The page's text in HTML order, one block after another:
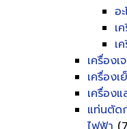
อ
เ
เ
เครื่องเ
เครื่อง
เครื่อง
แท่นตัด